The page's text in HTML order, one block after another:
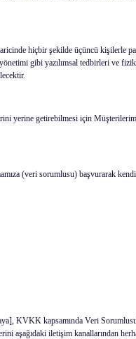
hiçbir şekilde üçüncü kişilerle
gibi yazılımsal tedbirleri ve
yerine getirebilmesi için
(veri sorumlusu) başvurarak
KVKK kapsamında Veri
aşağıdaki iletişim kanallarından